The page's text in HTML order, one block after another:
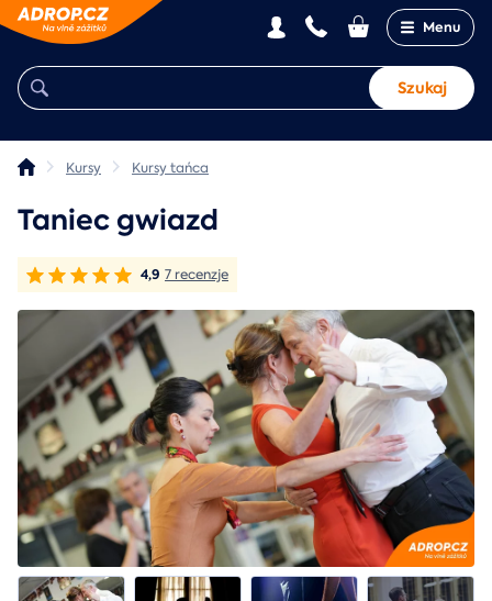
Menu
Szukaj
Kursy Kursy tańca
Taniec gwiazd
4,9 7 recenzje